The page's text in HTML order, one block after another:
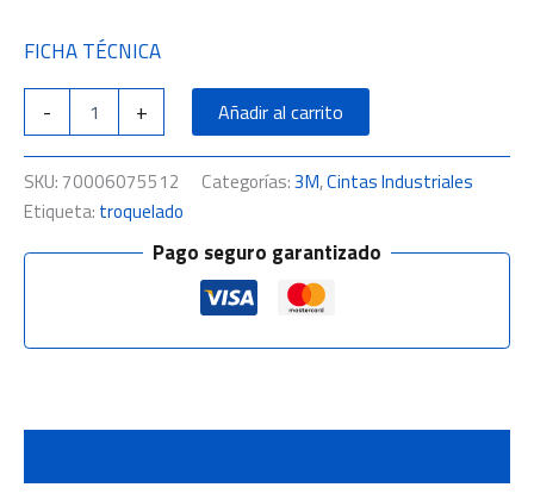
FICHA TÉCNICA
-
+ Añadir al carrito
SKU:70006075512 Categorías:3M,Cintas Industriales
Etiqueta: troquelado
Pago seguro garantizado